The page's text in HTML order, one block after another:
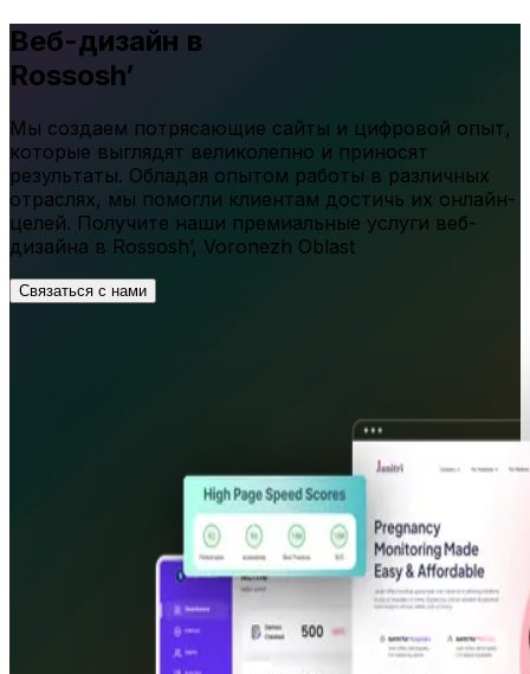
Веб-дизайн в
Rossosh’
Мы создаем потрясающие сайты и цифровой опыт,
которые выглядят великолепно и приносят
результаты. Обладая опытом работы в различных
отраслях, мы помогли клиентам достичь их онлайн-
целей. Получите наши премиальные услуги веб-
дизайна в Rossosh’, Voronezh Oblast
Связаться с нами